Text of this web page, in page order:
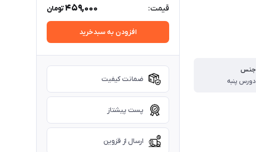
جنس
دورس پنبه
قیمت: 459,000تومان
افزودن به سبدخرید
ضمانت کیفیت
پست پیشتاز
ارسال از قزوین